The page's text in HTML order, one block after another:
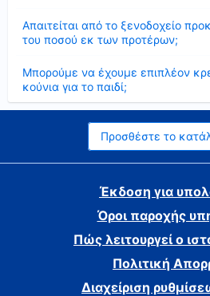
Απαιτείται από το ξενοδοχείο
του ποσού εκ των προτέρων;
Μπορούμε να έχουμε επιπλέον
κούνια για το παιδί;
Προσθέστε το
Έκδοση για
Όροι παροχής
Πώς λειτουργεί ο
Πολιτική
Διαχείριση